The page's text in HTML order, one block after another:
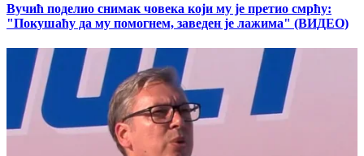
Вучић поделио снимак човека који му је претио смрћу:
"Покушаћу да му помогнем, заведен је лажима" (ВИДЕО)